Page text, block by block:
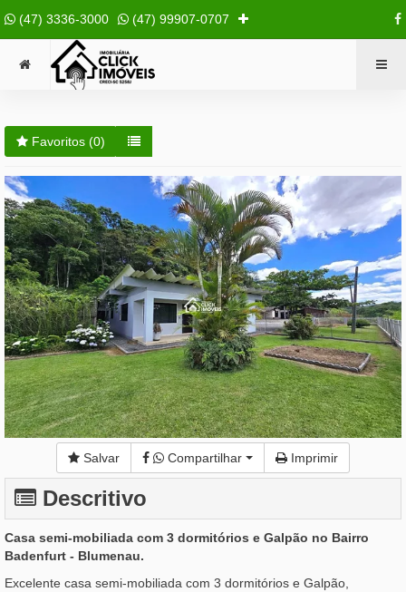
(47) 3336-3000 (47) 99907-0707
Favoritos (0)
Salvar Compartilhar Imprimir
Descritivo
Casa semi-mobiliada com 3 dormitórios e Galpão no Bairro
Badenfurt - Blumenau.
Excelente casa semi-mobiliada com 3 dormitórios e Galpão,